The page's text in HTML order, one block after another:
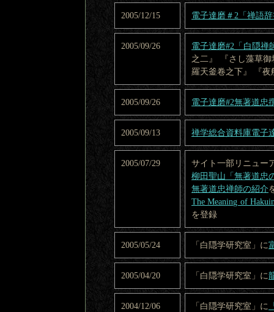
2005/12/15 電子達磨＃2「禅語
2005/09/26
電子達磨#2「白隠禅
之二』 『さし藻草
羅天釜卷之下』 『
2005/09/26 電子達磨#2無著道忠
2005/09/13 禅学総合資料庫電子
2005/07/29
サイト一部リニュー
柳田聖山「無著道忠
無著道忠禅師の紹介
The Meaning of
を登録
2005/05/24 「白隠学研究室」に
2005/04/20 「白隠学研究室」に
2004/12/06 「白隠学研究室」に